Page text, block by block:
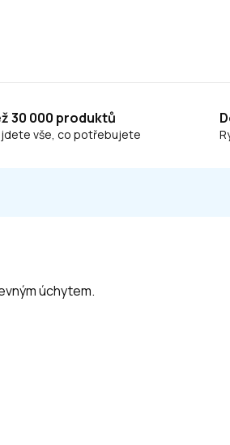
30 000 produktů
vše, co potřebujete
úchytem.